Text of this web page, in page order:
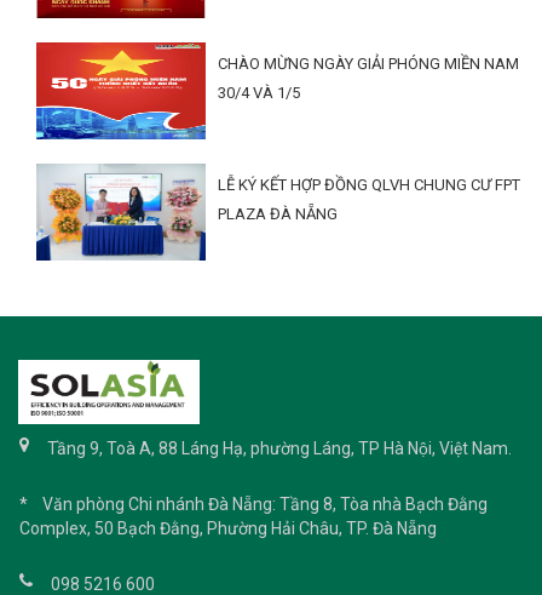
CHÀO MỪNG NGÀY GIẢI PHÓNG MIỀN NAM
30/4 VÀ 1/5
LỄ KÝ KẾT HỢP ĐỒNG QLVH CHUNG CƯ FPT
PLAZA ĐÀ NẴNG
Tầng 9, Toà A, 88 Láng Hạ, phường Láng, TP Hà Nội, Việt Nam.
* Văn phòng Chi nhánh Đà Nẵng: Tầng 8, Tòa nhà Bạch Đằng
Complex, 50 Bạch Đằng, Phường Hải Châu, TP. Đà Nẵng
098 5216 600